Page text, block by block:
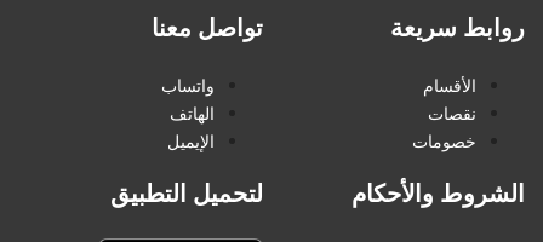
روابط سريعة
الأقسام
نقصات
خصومات
تواصل معنا
واتساب
الهاتف
الإيميل
الشروط والأحكام لتحميل التطبيق